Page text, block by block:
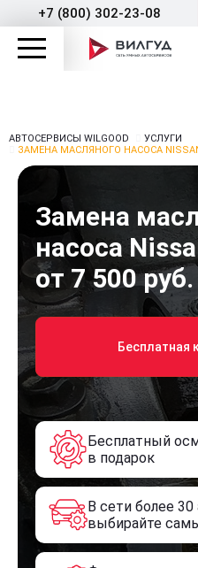
+7 (800) 302-23-08
АВТОСЕРВИСЫ WILGOOD
УСЛУГИ
ЗАМЕНА МАСЛЯНОГО НАСОСА NISSAN
Замена
насоса
от 7 500 руб.
Бесплатная
Бесплатный
в подарок
В сети более
выбирайте